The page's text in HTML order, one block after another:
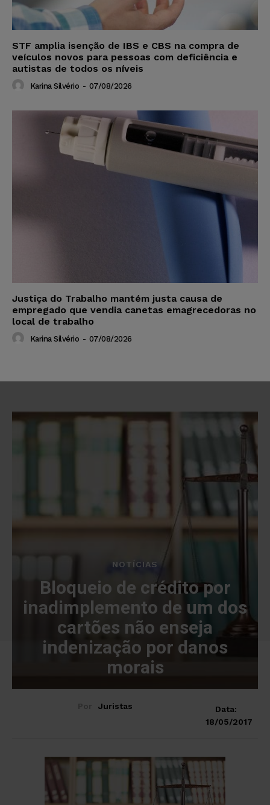
STF amplia isenção de IBS e CBS na compra de
veículos novos para pessoas com deficiência e
autistas de todos os níveis
Karina Silvério - 07/08/2026
Justiça do Trabalho mantém justa causa de
empregado que vendia canetas emagrecedoras no
local de trabalho
Karina Silvério - 07/08/2026